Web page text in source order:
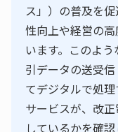
ス」）の普及を
性向上や経営の
います。このよ
引データの送受
てデジタルで処
サービスが、改
しているかを確